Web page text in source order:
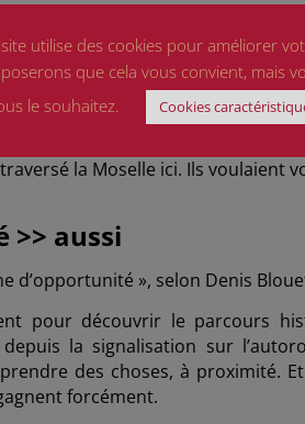
le mémorial dans les
début. Grâce à internet,
dont les aïeux étaient à l’arrière
aussi qui ne se font pas
croisés sur le site, par
la Moselle ici. Ils voulaient
>> aussi
d’opportunité », selon Denis
pour découvrir le parcours
la signalisation sur
des choses, à proximité.
forcément.
site utilise des cookies pour améliorer
que cela vous convient, mais
le souhaitez.
Cookies